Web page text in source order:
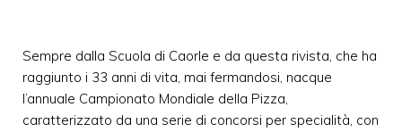
Sempre dalla Scuola di Caorle e da questa rivista, che ha
raggiunto i 33 anni di vita, mai fermandosi, nacque
l’annuale Campionato Mondiale della Pizza,
caratterizzato da una serie di concorsi per specialità, con